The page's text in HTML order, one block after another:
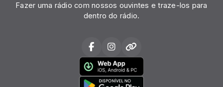
Fazer uma rádio com nossos ouvintes e traze-los para
dentro do rádio.